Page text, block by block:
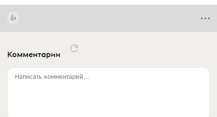
Комментарии
Написать комментарий...